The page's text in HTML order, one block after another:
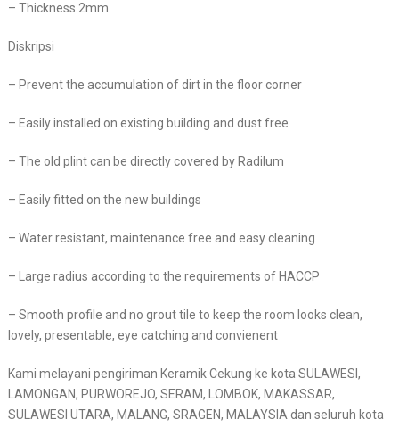
– Thickness 2mm
Diskripsi
– Prevent the accumulation of dirt in the floor corner
– Easily installed on existing building and dust free
– The old plint can be directly covered by Radilum
– Easily fitted on the new buildings
– Water resistant, maintenance free and easy cleaning
– Large radius according to the requirements of HACCP
– Smooth profile and no grout tile to keep the room looks clean,
lovely, presentable, eye catching and convienent
Kami melayani pengiriman Keramik Cekung ke kota SULAWESI,
LAMONGAN, PURWOREJO, SERAM, LOMBOK, MAKASSAR,
SULAWESI UTARA, MALANG, SRAGEN, MALAYSIA dan seluruh kota